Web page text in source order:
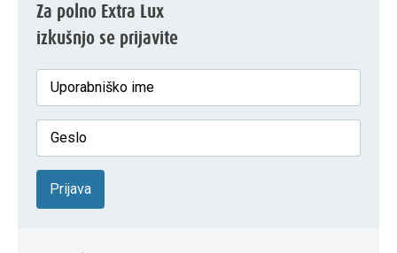
Za polno Extra Lux
izkušnjo se prijavite
Prijava